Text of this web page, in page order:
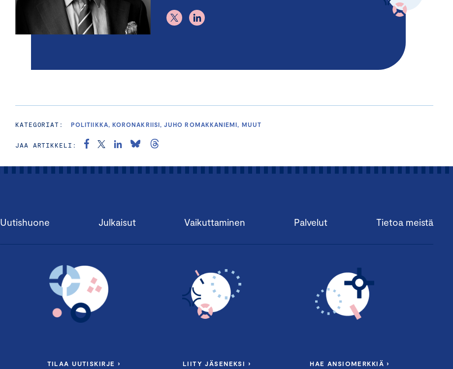
KATEGORIAT: POLITIIKKA, KORONAKRIISI, JUHO ROMAKKANIEMI, MUUT
JAA ARTIKKELI:
Uutishuone Julkaisut Vaikuttaminen Palvelut Tietoa meistä
TILAA UUTISKIRJE › LIITY JÄSENEKSI › HAE ANSIOMERKKIÄ ›